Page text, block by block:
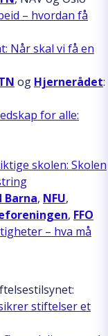
– hvordan få
Når skal vi få en
og Hjernerådet:
for alle:
skolen: Skolen
Barna, NFU,
, FFO
– hva må
stiftelser et